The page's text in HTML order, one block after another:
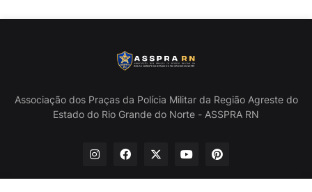
Associação dos Praças da Polícia Militar da Região Agreste do
Estado do Rio Grande do Norte - ASSPRA RN